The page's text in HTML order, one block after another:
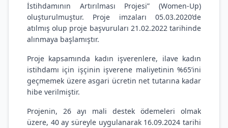
İstihdamının Artırılması Projesi” (Women-Up)
oluşturulmuştur. Proje imzaları 05.03.2020’de
atılmış olup proje başvuruları 21.02.2022 tarihinde
alınmaya başlamıştır.
Proje kapsamında kadın işverenlere, ilave kadın
istihdamı için işçinin işverene maliyetinin %65’ini
geçmemek üzere asgari ücretin net tutarına kadar
hibe verilmiştir.
Projenin, 26 ayı mali destek ödemeleri olmak
üzere, 40 ay süreyle uygulanarak 16.09.2024 tarihi